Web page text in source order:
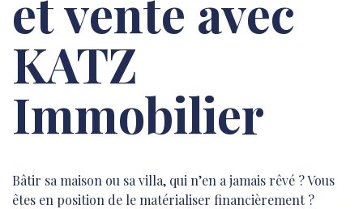
et vente avec
KATZ
Immobilier
Bâtir sa maison ou sa villa, qui n’en a jamais rêvé ? Vous
êtes en position de le matérialiser financièrement ?